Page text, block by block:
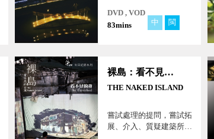
嶼，而這部片或許提供了
一個更簡約的思考：面對
DVD , VOD
83mins
中 閩
裸島：看不見的台灣
THE NAKED ISLAND
嘗試處理的提問，嘗試拓
展、介入、質疑建築所連